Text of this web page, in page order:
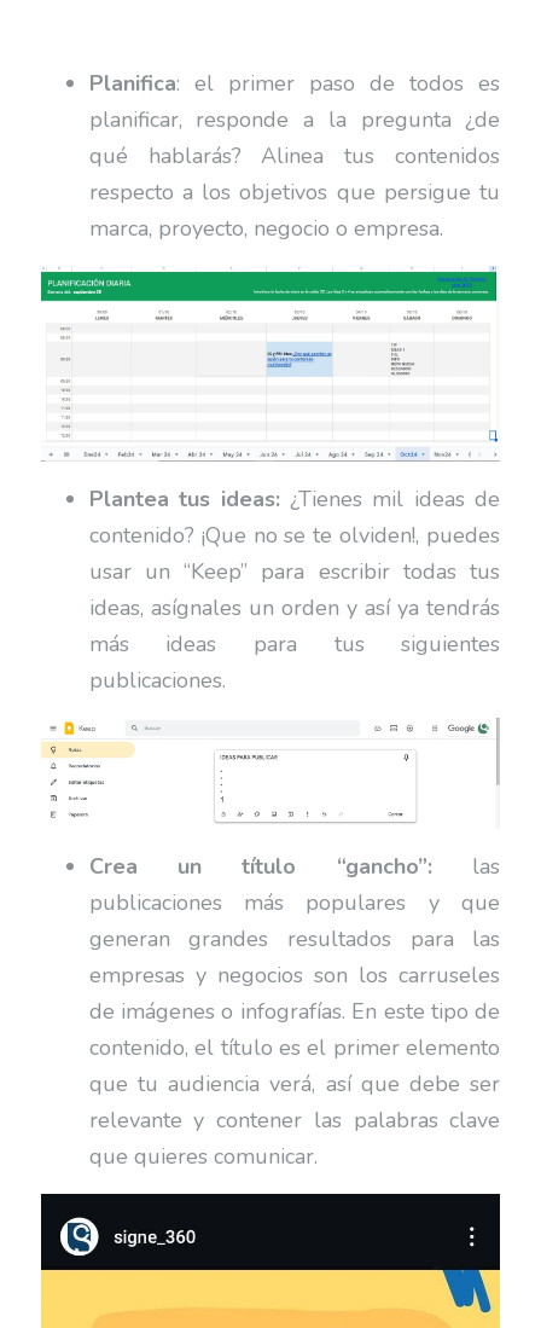
Planifica: el primer paso de todos es
planificar, responde a la pregunta ¿de
qué hablarás? Alinea tus contenidos
respecto a los objetivos que persigue tu
marca, proyecto, negocio o empresa.
Plantea tus ideas: ¿Tienes mil ideas de
contenido? ¡Que no se te olviden!, puedes
usar un “Keep” para escribir todas tus
ideas, asígnales un orden y así ya tendrás
más ideas para tus siguientes
publicaciones.
Crea un título “gancho”:las
publicaciones más populares y que
generan grandes resultados para las
empresas y negocios son los carruseles
de imágenes o infografías. En este tipo de
contenido, el título es el primer elemento
que tu audiencia verá, así que debe ser
relevante y contener las palabras clave
que quieres comunicar.